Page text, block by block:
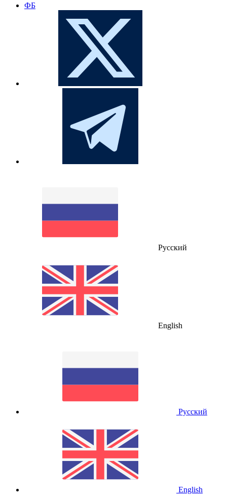
ФБ
Русский
English
Русский
English